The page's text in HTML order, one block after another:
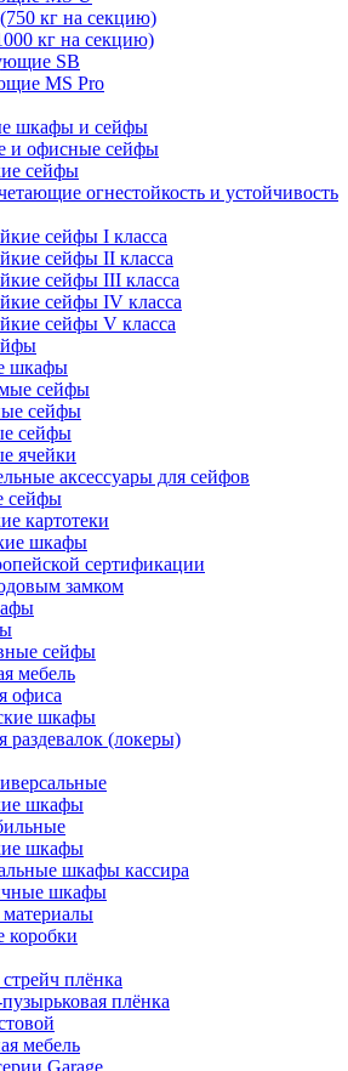
кг на секцию)
кг на секцию)
SB
MS Pro
шкафы и сейфы
и офисные сейфы
сейфы
огнестойкость и устойчивость
сейфы I класса
сейфы II класса
сейфы III класса
сейфы IV класса
сейфы V класса
шкафы
сейфы
сейфы
сейфы
ячейки
аксессуары для сейфов
сейфы
картотеки
шкафы
сертификации
замком
сейфы
мебель
офиса
шкафы
(локеры)
шкафы
шкафы
шкафы кассира
шкафы
коробки
плёнка
плёнка
мебель
Garage